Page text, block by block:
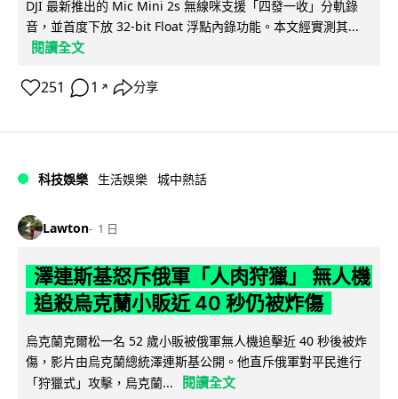
DJI 最新推出的 Mic Mini 2s 無線咪支援「四發一收」分軌錄
音，並首度下放 32-bit Float 浮點內錄功能。本文經實測其...
閱讀全文
251 1 ↗ 分享
科技娛樂 生活娛樂 城中熱話
Lawton 1 日
澤連斯基怒斥俄軍「人肉狩獵」 無人機
追殺烏克蘭小販近 40 秒仍被炸傷
烏克蘭克爾松一名 52 歲小販被俄軍無人機追擊近 40 秒後被炸
傷，影片由烏克蘭總統澤連斯基公開。他直斥俄軍對平民進行
「狩獵式」攻擊，烏克蘭...
閱讀全文